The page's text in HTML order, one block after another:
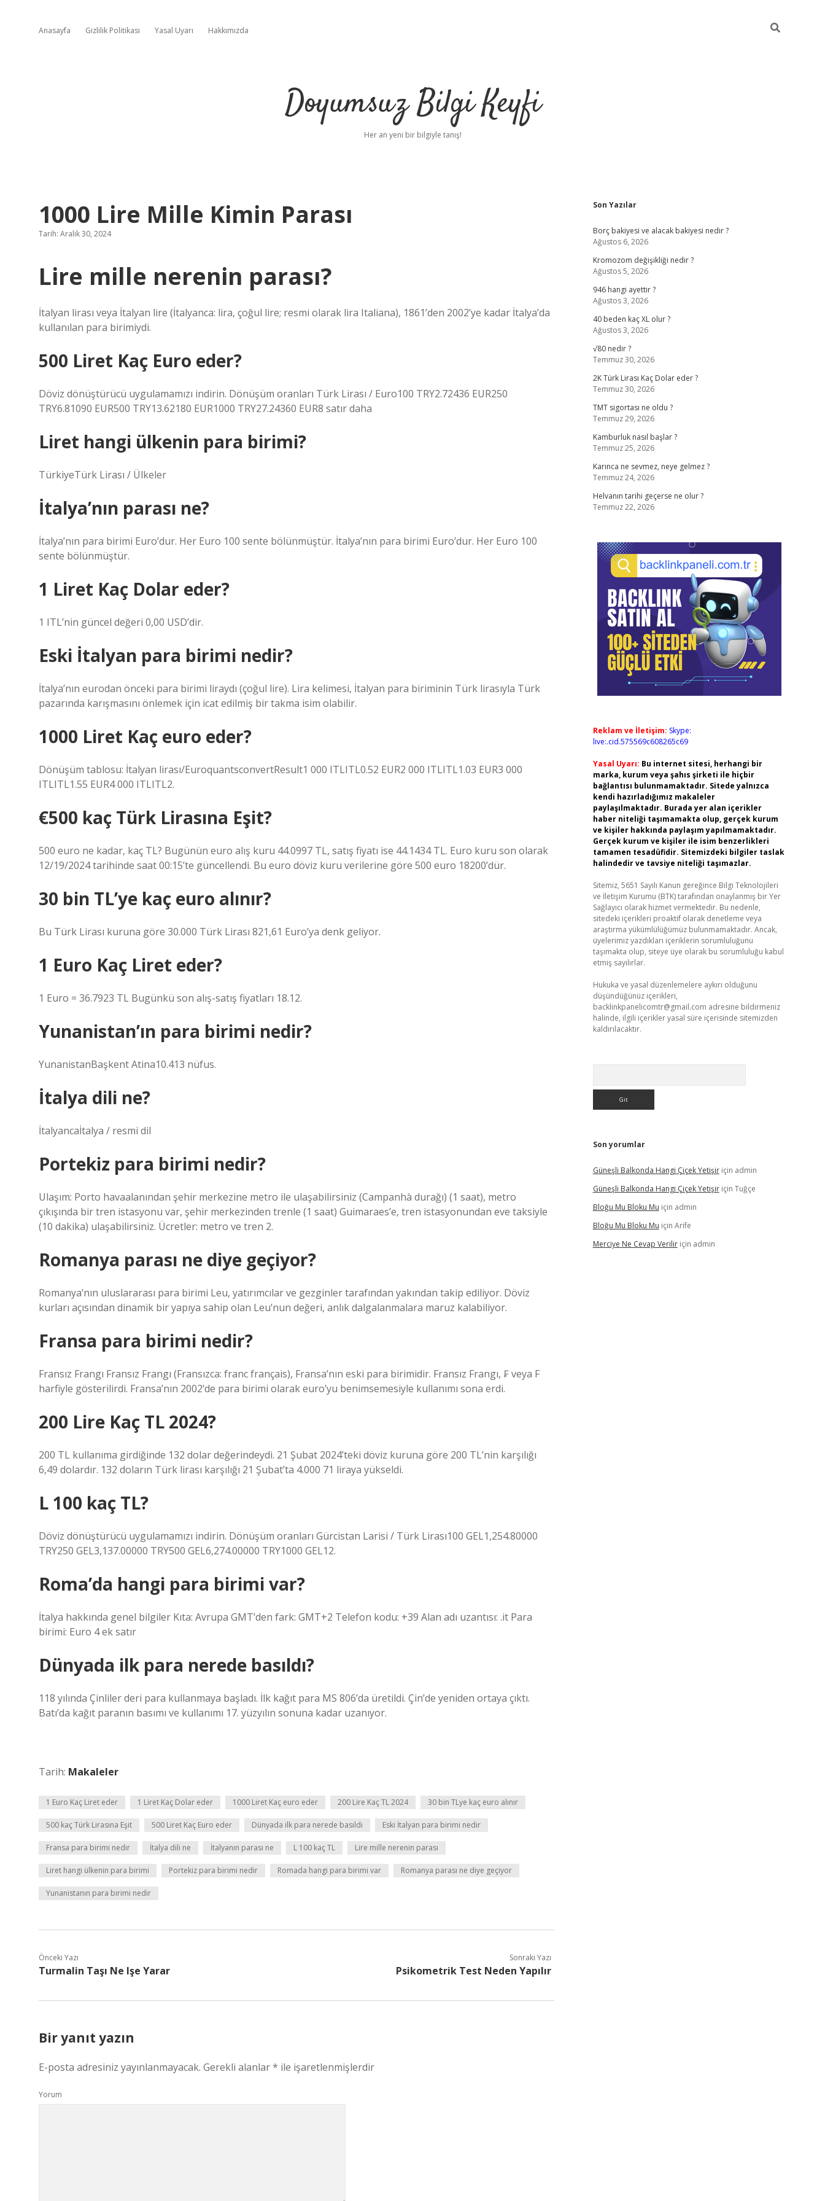
Anasayfa Gizlilik Politikası Yasal Uyarı Hakkımızda
Doyumsuz Bilgi Keyfi
Her an yeni bir bilgiyle tanış!
1000 Lire Mille Kimin Parası
Tarih: Aralık 30, 2024
Lire mille nerenin parası?
İtalyan lirası veya İtalyan lire (İtalyanca: lira, çoğul lire; resmi olarak lira Italiana), 1861’den 2002’ye kadar İtalya’da
kullanılan para birimiydi.
500 Liret Kaç Euro eder?
Döviz dönüştürücü uygulamamızı indirin. Dönüşüm oranları Türk Lirası / Euro100 TRY2.72436 EUR250
TRY6.81090 EUR500 TRY13.62180 EUR1000 TRY27.24360 EUR8 satır daha
Liret hangi ülkenin para birimi?
TürkiyeTürk Lirası / Ülkeler
İtalya’nın parası ne?
İtalya’nın para birimi Euro’dur. Her Euro 100 sente bölünmüştür. İtalya’nın para birimi Euro’dur. Her Euro 100
sente bölünmüştür.
1 Liret Kaç Dolar eder?
1 ITL’nin güncel değeri 0,00 USD’dir.
Eski İtalyan para birimi nedir?
İtalya’nın eurodan önceki para birimi liraydı (çoğul lire). Lira kelimesi, İtalyan para biriminin Türk lirasıyla Türk
pazarında karışmasını önlemek için icat edilmiş bir takma isim olabilir.
1000 Liret Kaç euro eder?
Dönüşüm tablosu: İtalyan lirası/EuroquantsconvertResult1 000 ITLITL0.52 EUR2 000 ITLITL1.03 EUR3 000
ITLITL1.55 EUR4 000 ITLITL2.
€500 kaç Türk Lirasına Eşit?
500 euro ne kadar, kaç TL? Bugünün euro alış kuru 44.0997 TL, satış fiyatı ise 44.1434 TL. Euro kuru son olarak
12/19/2024 tarihinde saat 00:15’te güncellendi. Bu euro döviz kuru verilerine göre 500 euro 18200’dür.
30 bin TL’ye kaç euro alınır?
Bu Türk Lirası kuruna göre 30.000 Türk Lirası 821,61 Euro’ya denk geliyor.
1 Euro Kaç Liret eder?
1 Euro = 36.7923 TL Bugünkü son alış-satış fiyatları 18.12.
Yunanistan’ın para birimi nedir?
YunanistanBaşkent Atina10.413 nüfus.
İtalya dili ne?
İtalyancaİtalya / resmi dil
Portekiz para birimi nedir?
Ulaşım: Porto havaalanından şehir merkezine metro ile ulaşabilirsiniz (Campanhà durağı) (1 saat), metro
çıkışında bir tren istasyonu var, şehir merkezinden trenle (1 saat) Guimaraes’e, tren istasyonundan eve taksiyle
(10 dakika) ulaşabilirsiniz. Ücretler: metro ve tren 2.
Romanya parası ne diye geçiyor?
Romanya’nın uluslararası para birimi Leu, yatırımcılar ve gezginler tarafından yakından takip ediliyor. Döviz
kurları açısından dinamik bir yapıya sahip olan Leu’nun değeri, anlık dalgalanmalara maruz kalabiliyor.
Fransa para birimi nedir?
Fransız Frangı Fransız Frangı (Fransızca: franc français), Fransa’nın eski para birimidir. Fransız Frangı, ₣ veya F
harfiyle gösterilirdi. Fransa’nın 2002’de para birimi olarak euro’yu benimsemesiyle kullanımı sona erdi.
200 Lire Kaç TL 2024?
200 TL kullanıma girdiğinde 132 dolar değerindeydi. 21 Şubat 2024’teki döviz kuruna göre 200 TL’nin karşılığı
6,49 dolardır. 132 doların Türk lirası karşılığı 21 Şubat’ta 4.000 71 liraya yükseldi.
L 100 kaç TL?
Döviz dönüştürücü uygulamamızı indirin. Dönüşüm oranları Gürcistan Larisi / Türk Lirası100 GEL1,254.80000
TRY250 GEL3,137.00000 TRY500 GEL6,274.00000 TRY1000 GEL12.
Roma’da hangi para birimi var?
İtalya hakkında genel bilgiler Kıta: Avrupa GMT’den fark: GMT+2 Telefon kodu: +39 Alan adı uzantısı: .it Para
birimi: Euro 4 ek satır
Dünyada ilk para nerede basıldı?
118 yılında Çinliler deri para kullanmaya başladı. İlk kağıt para MS 806’da üretildi. Çin’de yeniden ortaya çıktı.
Batı’da kağıt paranın basımı ve kullanımı 17. yüzyılın sonuna kadar uzanıyor.
Tarih: Makaleler
1 Euro Kaç Liret eder 1 Liret Kaç Dolar eder 1000 Liret Kaç euro eder 200 Lire Kaç TL 2024 30 bin TLye kaç euro alınır
500 kaç Türk Lirasına Eşit 500 Liret Kaç Euro eder Dünyada ilk para nerede basıldı Eski İtalyan para birimi nedir
Fransa para birimi nedir İtalya dili ne İtalyanın parası ne L 100 kaç TL Lire mille nerenin parası
Liret hangi ülkenin para birimi Portekiz para birimi nedir Romada hangi para birimi var Romanya parası ne diye geçiyor
Yunanistanın para birimi nedir
Önceki Yazı
Turmalin Taşı Ne Işe Yarar
Sonraki Yazı
Psikometrik Test Neden Yapılır
Bir yanıt yazın
E-posta adresiniz yayınlanmayacak. Gerekli alanlar* ile işaretlenmişlerdir
Yorum
Sidebar
Son Yazılar
Borç bakiyesi ve alacak bakiyesi nedir ?
Ağustos 6, 2026
Kromozom değişikliği nedir ?
Ağustos 5, 2026
946 hangi ayettir ?
Ağustos 3, 2026
40 beden kaç XL olur ?
Ağustos 3, 2026
√80 nedir ?
Temmuz 30, 2026
2K Türk Lirası Kaç Dolar eder ?
Temmuz 30, 2026
TMT sigortası ne oldu ?
Temmuz 29, 2026
Kamburluk nasıl başlar ?
Temmuz 25, 2026
Karınca ne sevmez, neye gelmez ?
Temmuz 24, 2026
Helvanın tarihi geçerse ne olur ?
Temmuz 22, 2026
Reklam ve İletişim: Skype:
live:.cid.575569c608265c69
Yasal Uyarı: Bu internet sitesi, herhangi bir
marka, kurum veya şahıs şirketi ile hiçbir
bağlantısı bulunmamaktadır. Sitede yalnızca
kendi hazırladığımız makaleler
paylaşılmaktadır. Burada yer alan içerikler
haber niteliği taşımamakta olup, gerçek kurum
ve kişiler hakkında paylaşım yapılmamaktadır.
Gerçek kurum ve kişiler ile isim benzerlikleri
tamamen tesadüfidir. Sitemizdeki bilgiler taslak
halindedir ve tavsiye niteliği taşımazlar.
Sitemiz, 5651 Sayılı Kanun gereğince Bilgi Teknolojileri
ve İletişim Kurumu (BTK) tarafından onaylanmış bir Yer
Sağlayıcı olarak hizmet vermektedir. Bu nedenle,
sitedeki içerikleri proaktif olarak denetleme veya
araştırma yükümlülüğümüz bulunmamaktadır. Ancak,
üyelerimiz yazdıkları içeriklerin sorumluluğunu
taşımakta olup, siteye üye olarak bu sorumluluğu kabul
etmiş sayılırlar.
Hukuka ve yasal düzenlemelere aykırı olduğunu
düşündüğünüz içerikleri,
backlinkpanelicomtr@gmail.com adresine bildirmeniz
halinde, ilgili içerikler yasal süre içerisinde sitemizden
kaldırılacaktır.
Son yorumlar
Güneşli Balkonda Hangi Çiçek Yetişiriçin admin
Güneşli Balkonda Hangi Çiçek Yetişiriçin Tuğçe
Bloğu Mu Bloku Mu için admin
Bloğu Mu Bloku Mu için Arife
Merciye Ne Cevap Veriliriçin admin